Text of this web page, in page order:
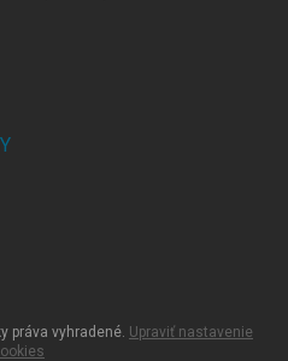
práva vyhradené. Upraviť nastavenie